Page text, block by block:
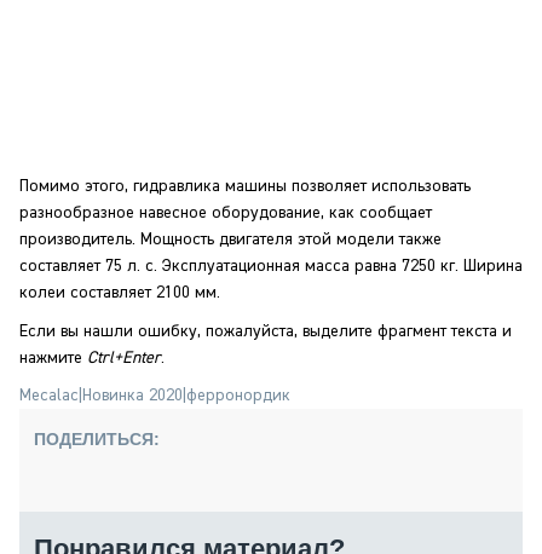
Помимо этого, гидравлика машины позволяет использовать
разнообразное навесное оборудование, как сообщает
производитель. Мощность двигателя этой модели также
составляет 75 л. с. Эксплуатационная масса равна 7250 кг. Ширина
колеи составляет 2100 мм.
Если вы нашли ошибку, пожалуйста, выделите фрагмент текста и
нажмите Ctrl+Enter.
Mecalac Новинка 2020 ферронордик
ПОДЕЛИТЬСЯ: